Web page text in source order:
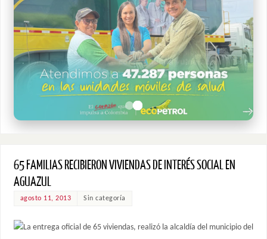
65 FAMILIAS RECIBIERON VIVIENDAS DE INTERÉS SOCIAL EN
AGUAZUL
agosto 11, 2013 Sin categoría
La entrega oficial de 65 viviendas, realizó la alcaldía del municipio del